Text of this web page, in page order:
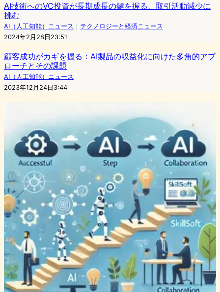
AI技術へのVC投資が長期成長の鍵を握る、取引活動減少に
挑む
AI（人工知能）ニュース ｜ テクノロジーと経済ニュース
2024年2月28日23:51
顧客成功がカギを握る：AI製品の収益化に向けた多角的アプ
ローチとその課題
AI（人工知能）ニュース
2023年12月24日3:44